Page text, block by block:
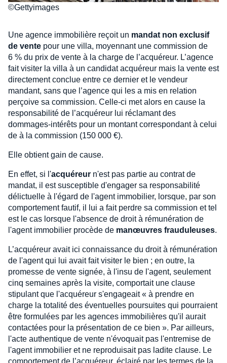
©Gettyimages
Une agence immobilière reçoit un mandat non exclusif
de vente pour une villa, moyennant une commission de
6 % du prix de vente à la charge de l’acquéreur. L’agence
fait visiter la villa à un candidat acquéreur mais la vente est
directement conclue entre ce dernier et le vendeur
mandant, sans que l’agence qui les a mis en relation
perçoive sa commission. Celle-ci met alors en cause la
responsabilité de l’acquéreur lui réclamant des
dommages-intérêts pour un montant correspondant à celui
de à la commission (150 000 €).
Elle obtient gain de cause.
En effet, si l'acquéreur n'est pas partie au contrat de
mandat, il est susceptible d'engager sa responsabilité
délictuelle à l'égard de l'agent immobilier, lorsque, par son
comportement fautif, il lui a fait perdre sa commission et tel
est le cas lorsque l'absence de droit à rémunération de
l'agent immobilier procède de manœuvres frauduleuses.
L’acquéreur avait ici connaissance du droit à rémunération
de l'agent qui lui avait fait visiter le bien ; en outre, la
promesse de vente signée, à l'insu de l'agent, seulement
cinq semaines après la visite, comportait une clause
stipulant que l'acquéreur s'engageait « à prendre en
charge la totalité des éventuelles poursuites qui pourraient
être formulées par les agences immobilières qu'il aurait
contactées pour la présentation de ce bien ». Par ailleurs,
l'acte authentique de vente n'évoquait pas l'entremise de
l'agent immobilier et ne reproduisait pas ladite clause. Le
comportement de l’acquéreur, éclairé par les termes de la